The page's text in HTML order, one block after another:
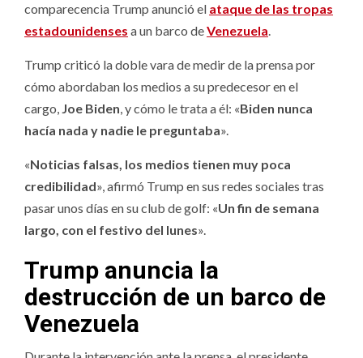
comparecencia Trump anunció el ataque de las tropas
estadounidenses a un barco deVenezuela.
Trump criticó la doble vara de medir de la prensa por
cómo abordaban los medios a su predecesor en el
cargo, Joe Biden, y cómo le trata a él: «Biden nunca
hacía nada y nadie le preguntaba».
«Noticias falsas, los medios tienen muy poca
credibilidad», afirmó Trump en sus redes sociales tras
pasar unos días en su club de golf: «Un fin de semana
largo, con el festivo del lunes».
Trump anuncia la
destrucción de un barco de
Venezuela